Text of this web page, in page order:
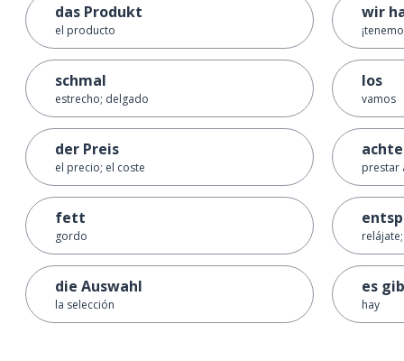
das Produkt
el producto
schmal
estrecho; delgado
der Preis
el precio; el coste
fett
gordo
die Auswahl
la selección
wir
los
vamos
prestar
es
hay